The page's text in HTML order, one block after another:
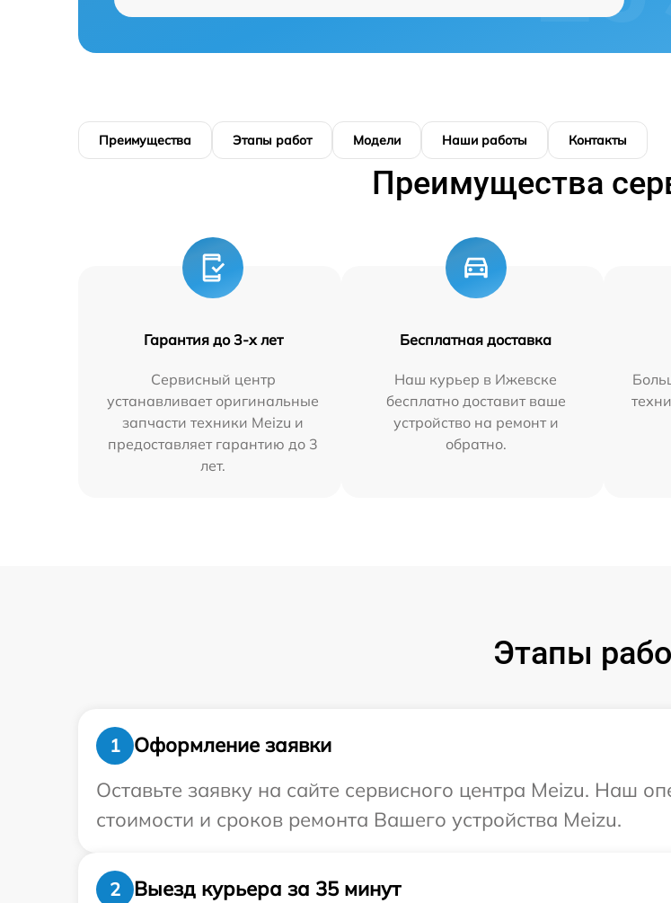
Преимущества Этапы работ Модели Наши работы Контакты
Преимущества
Гарантия до 3-х лет
Сервисный центр
устанавливает оригинальные
запчасти техники Meizu и
предоставляет гарантию до 3
лет.
Бесплатная доставка
Наш курьер в Ижевске
бесплатно доставит ваше
устройство на ремонт и
обратно.
Этапы
1
Оформление заявки
Оставьте заявку на сайте сервисного центра Meizu. Наш
стоимости и сроков ремонта Вашего устройства Meizu.
2
Выезд курьера за 35 минут